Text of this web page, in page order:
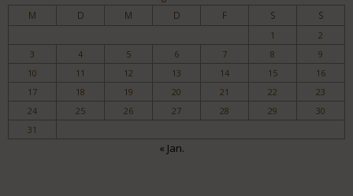
M D M D F S S
1
2
3
4 5 6 7 8
9
10
11 12 13 14 15
16
17
18 19 20 21 22
23
24
25 26 27 28 29
30
31
« Jan.